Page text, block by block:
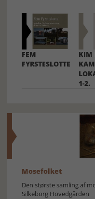
FEM
FYRSTESLOTTE
KIM
1-2.
Mosefolket
Den største samling af
Silkeborg Hovedgården